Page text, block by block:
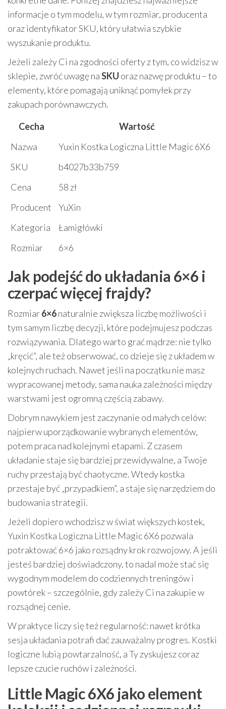
informacje o tym modelu, w tym rozmiar, producenta
oraz identyfikator SKU, który ułatwia szybkie
wyszukanie produktu.
Jeżeli zależy Ci na zgodności oferty z tym, co widzisz w
sklepie, zwróć uwagę naSKU oraz nazwę produktu – to
elementy, które pomagają uniknąć pomyłek przy
zakupach porównawczych.
Cecha
Wartość
Nazwa
Yuxin Kostka Logiczna Little Magic 6X6
SKU
b4027b33b759
Cena
58 zł
Producent
YuXin
Kategoria
Łamigłówki
Rozmiar
6×6
Jak podejść do układania 6×6 i
czerpać więcej frajdy?
Rozmiar6×6naturalnie zwiększa liczbę możliwości i
tym samym liczbę decyzji, które podejmujesz podczas
rozwiązywania. Dlatego warto grać mądrze: nie tylko
„kręcić”, ale też obserwować, co dzieje się z układem w
kolejnych ruchach. Nawet jeśli na początku nie masz
wypracowanej metody, sama nauka zależności między
warstwami jest ogromną częścią zabawy.
Dobrym nawykiem jest zaczynanie od małych celów:
najpierw uporządkowanie wybranych elementów,
potem praca nad kolejnymi etapami. Z czasem
układanie staje się bardziej przewidywalne, a Twoje
ruchy przestają być chaotyczne. Wtedy kostka
przestaje być „przypadkiem”, a staje się narzędziem do
budowania strategii.
Jeżeli dopiero wchodzisz w świat większych kostek,
Yuxin Kostka Logiczna Little Magic 6X6 pozwala
potraktować 6×6 jako rozsądny krok rozwojowy. A jeśli
jesteś bardziej doświadczony, to nadal może stać się
wygodnym modelem do codziennych treningów i
powtórek – szczególnie, gdy zależy Ci na zakupie w
rozsądnej cenie.
W praktyce liczy się też regularność: nawet krótka
sesja układania potrafi dać zauważalny progres. Kostki
logiczne lubią powtarzalność, a Ty zyskujesz coraz
lepsze czucie ruchów i zależności.
Little Magic 6X6 jako element